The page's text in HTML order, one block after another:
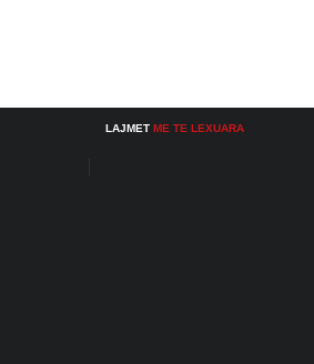
LAJMET ME TE LEXUARA